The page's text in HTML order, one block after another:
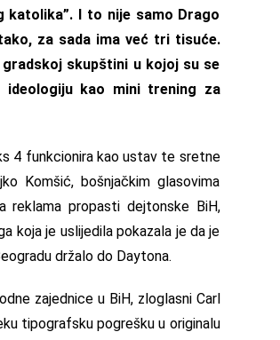
katolika”. I to nije samo Drago
za sada ima već tri tisuće.
skupštini u kojoj su se
kao mini trening za
4 funkcionira kao ustav te sretne
Komšić, bošnjačkim glasovima
reklama propasti dejtonske BiH,
koja je uslijedila pokazala je da je
držalo do Daytona.
zajednice u BiH, zloglasni Carl
tipografsku pogrešku u originalu